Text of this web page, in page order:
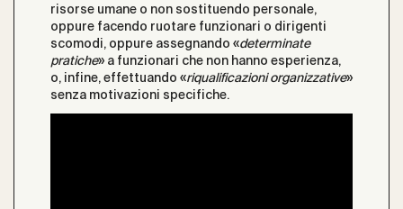
risorse umane o non sostituendo personale,
oppure facendo ruotare funzionari o dirigenti
scomodi, oppure assegnando «determinate
pratiche» a funzionari che non hanno esperienza,
o, infine, effettuando «riqualificazioni organizzative»
senza motivazioni specifiche.